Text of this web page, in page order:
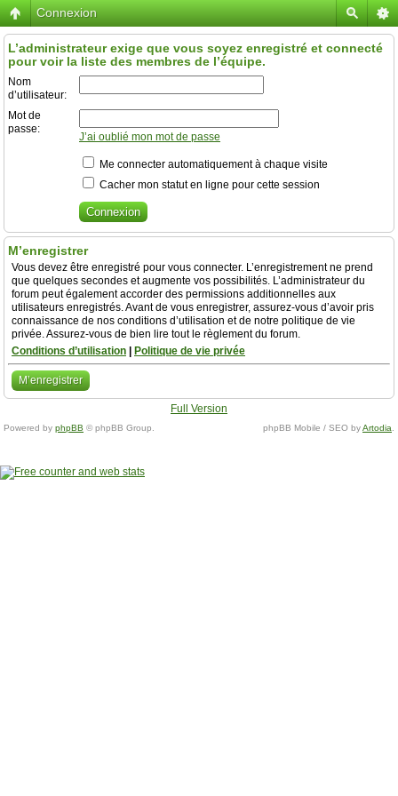
Connexion
L’administrateur exige que vous soyez enregistré et connecté
pour voir la liste des membres de l’équipe.
Nom
d’utilisateur:
Mot de
passe:
J’ai oublié mon mot de passe
Me connecter automatiquement à chaque visite
Cacher mon statut en ligne pour cette session
M’enregistrer
Vous devez être enregistré pour vous connecter. L’enregistrement ne prend
que quelques secondes et augmente vos possibilités. L’administrateur du
forum peut également accorder des permissions additionnelles aux
utilisateurs enregistrés. Avant de vous enregistrer, assurez-vous d’avoir pris
connaissance de nos conditions d’utilisation et de notre politique de vie
privée. Assurez-vous de bien lire tout le règlement du forum.
Conditions d’utilisation
Politique de vie privée
M’enregistrer
Full Version
Powered by phpBB © phpBB Group. phpBB Mobile / SEO byArtodia